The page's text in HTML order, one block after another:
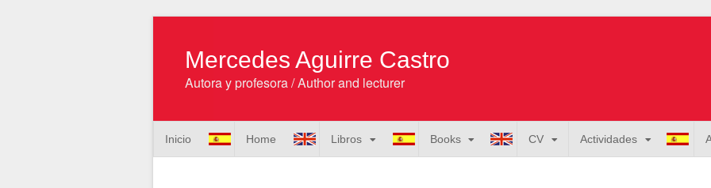
Mercedes Aguirre Castro
Autora y profesora / Author and lecturer
Inicio Home Libros Books CV Actividades